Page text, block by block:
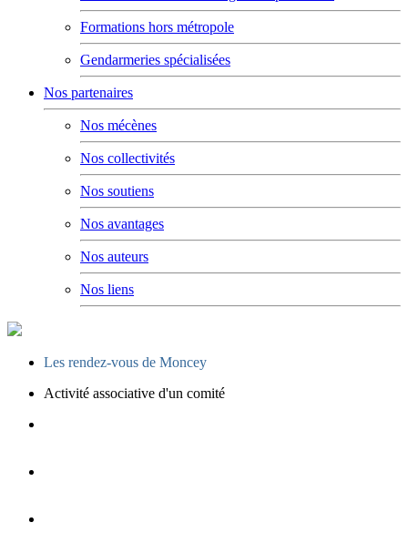
Formations hors métropole
Gendarmeries spécialisées
Nos partenaires
Nos mécènes
Nos collectivités
Nos soutiens
Nos avantages
Nos auteurs
Nos liens
Les rendez-vous de Moncey
Activité associative d'un comité